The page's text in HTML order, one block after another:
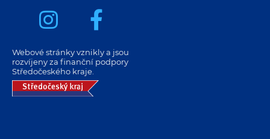
Webové stránky vznikly a jsou
rozvíjeny za finanční podpory
Středočeského kraje.